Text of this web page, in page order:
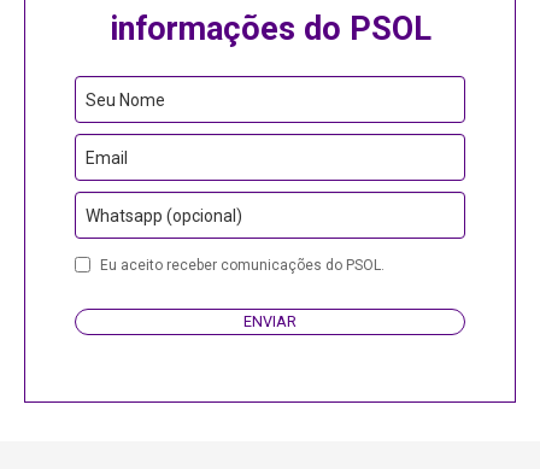
informações do PSOL
Seu Nome
Email
Whatsapp (opcional)
EmailEu aceito receber comunicações do PSOL.
ENVIAR